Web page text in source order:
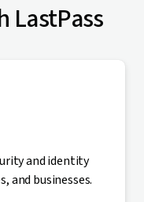
LastPass
and identity
and businesses.